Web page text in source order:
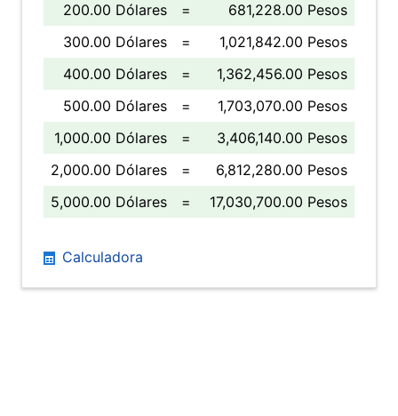
200.00 Dólares
=
681,228.00 Pesos
300.00 Dólares
=
1,021,842.00 Pesos
400.00 Dólares
=
1,362,456.00 Pesos
500.00 Dólares
=
1,703,070.00 Pesos
1,000.00 Dólares
=
3,406,140.00 Pesos
2,000.00 Dólares
=
6,812,280.00 Pesos
5,000.00 Dólares
= 17,030,700.00 Pesos
Calculadora